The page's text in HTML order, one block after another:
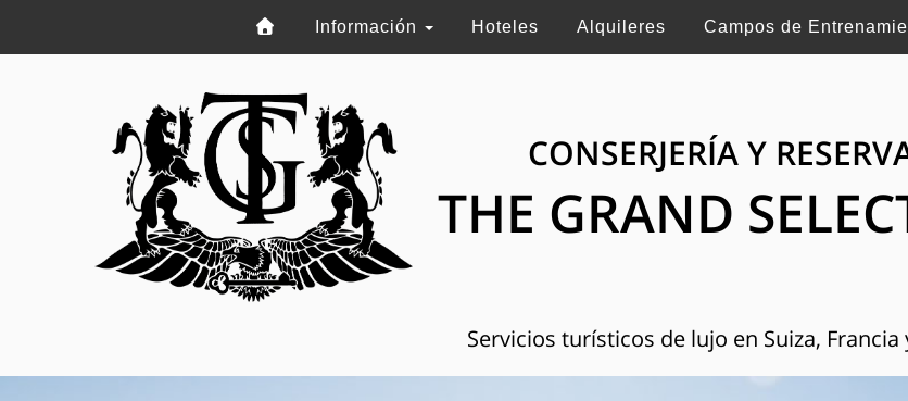
Información Hoteles Alquileres Campos de
CONSERJERÍA Y
THE GRAND
Servicios turísticos de lujo en Suiza, Francia